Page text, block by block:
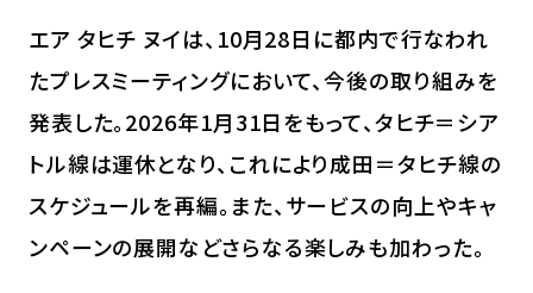
エア タヒチ ヌイは、10月28日に都内で行なわれ
たプレスミーティングにおいて、今後の取り組みを
発表した。2026年1月31日をもって、タヒチ＝シア
トル線は運休となり、これにより成田＝タヒチ線の
スケジュールを再編。また、サービスの向上やキャ
ンペーンの展開などさらなる楽しみも加わった。